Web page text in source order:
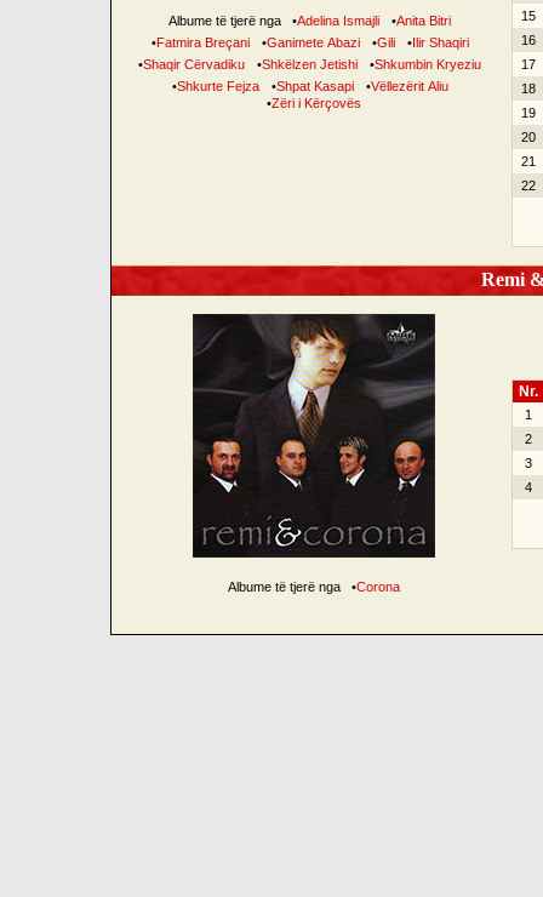
Albume të tjerë nga •Adelina Ismajli •Anita Bitri
•Fatmira Breçani •Ganimete Abazi •Gili •Ilir Shaqiri
•Shaqir Cërvadiku •Shkëlzen Jetishi •Shkumbin Kryeziu
•Shkurte Fejza •Shpat Kasapi •Vëllezërit Aliu
•Zëri i Kërçovës
15
16
17
18
19
20
21
22
Remi
Albume të tjerë nga •Corona
Nr.
1
2
3
4